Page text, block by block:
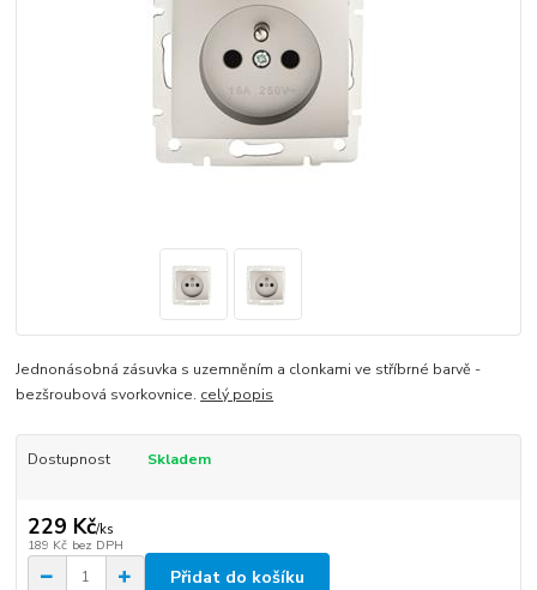
Jednonásobná zásuvka s uzemněním a clonkami ve stříbrné barvě -
bezšroubová svorkovnice. celý popis
Dostupnost Skladem
229 Kč/ks
189 Kč bez DPH
Přidat do košíku